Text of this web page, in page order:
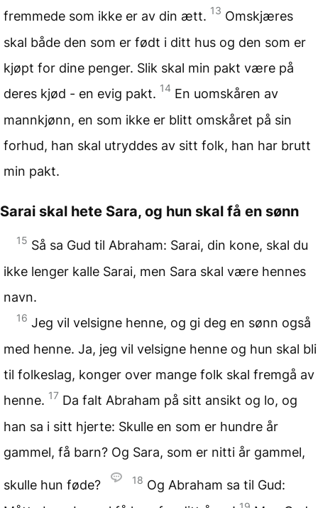
fremmede som ikke er av din ætt. 13 Omskjæres
skal både den som er født i ditt hus og den som er
kjøpt for dine penger. Slik skal min pakt være på
deres kjød - en evig pakt. 14 En uomskåren av
mannkjønn, en som ikke er blitt omskåret på sin
forhud, han skal utryddes av sitt folk, han har brutt
min pakt.
Sarai skal hete Sara, og hun skal få en sønn
15 Så sa Gud til Abraham: Sarai, din kone, skal du
ikke lenger kalle Sarai, men Sara skal være hennes
navn.
16 Jeg vil velsigne henne, og gi deg en sønn også
med henne. Ja, jeg vil velsigne henne og hun skal bli
til folkeslag, konger over mange folk skal fremgå av
henne. 17 Da falt Abraham på sitt ansikt og lo, og
han sa i sitt hjerte: Skulle en som er hundre år
gammel, få barn? Og Sara, som er nitti år gammel,
skulle hun føde? 18 Og Abraham sa til Gud: